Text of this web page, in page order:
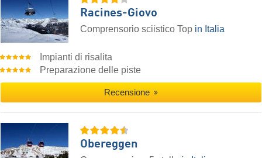
Racines-Giovo
Comprensorio sciistico Top in Italia
Impianti di risalita
Preparazione delle piste
Recensione
Obereggen